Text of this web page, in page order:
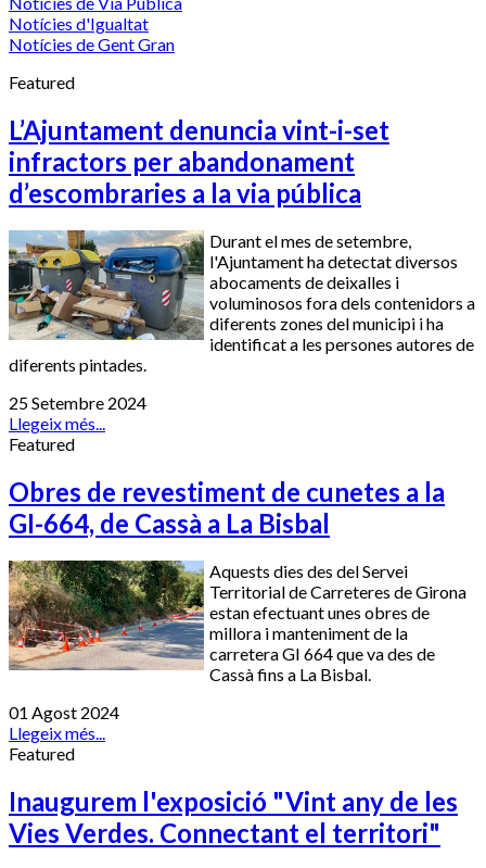
Notícies d'Igualtat
Notícies de Gent Gran
Featured
L’Ajuntament denuncia vint-i-set
infractors per abandonament
d’escombraries a la via pública
Durant el mes de setembre,
l'Ajuntament ha detectat diversos
abocaments de deixalles i
voluminosos fora dels contenidors a
diferents zones del municipi i ha
identificat a les persones autores de
diferents pintades.
25 Setembre 2024
Llegeix més...
Featured
Obres de revestiment de cunetes a la
GI-664, de Cassà a La Bisbal
Aquests dies des del Servei
Territorial de Carreteres de Girona
estan efectuant unes obres de
millora i manteniment de la
carretera GI 664 que va des de
Cassà fins a La Bisbal.
01 Agost 2024
Llegeix més...
Featured
Inaugurem l'exposició "Vint any de les
Vies Verdes. Connectant el territori"